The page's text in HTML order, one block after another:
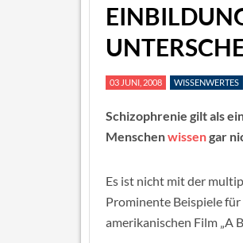
03 JUNI, 2008 WISSENWERTES
Schizophrenie gilt als
Menschenwissengar
Es ist nicht mit der
Prominente Beispiele
amerikanischen Film „A